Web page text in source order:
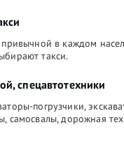
привычной в каждом
такси.
спецавтотехники
погрузчики,
самосвалы, дорожная